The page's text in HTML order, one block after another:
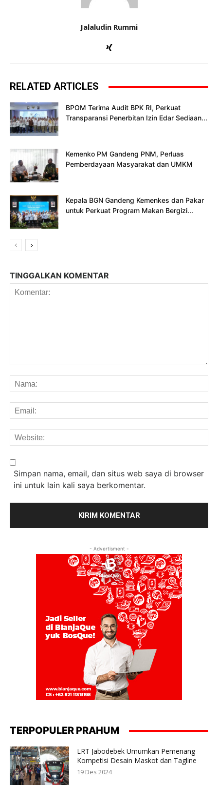
Jalaludin Rummi
RELATED ARTICLES
BPOM Terima Audit BPK RI, Perkuat
Transparansi Penerbitan Izin Edar Sediaan...
Kemenko PM Gandeng PNM, Perluas
Pemberdayaan Masyarakat dan UMKM
Kepala BGN Gandeng Kemenkes dan Pakar
untuk Perkuat Program Makan Bergizi...
TINGGALKAN KOMENTAR
Simpan nama, email, dan situs web saya di browser
ini untuk lain kali saya berkomentar.
- Advertisment -
TERPOPULER PRAHUM
LRT Jabodebek Umumkan Pemenang
Kompetisi Desain Maskot dan Tagline
19 Des 2024